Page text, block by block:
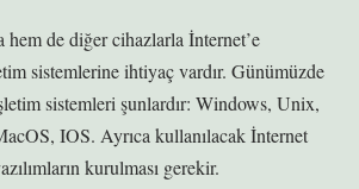
de diğer cihazlarla İnternet’e
sistemlerine ihtiyaç vardır. Günümüzde
sistemleri şunlardır: Windows, Unix,
IOS. Ayrıca kullanılacak İnternet
kurulması gerekir.